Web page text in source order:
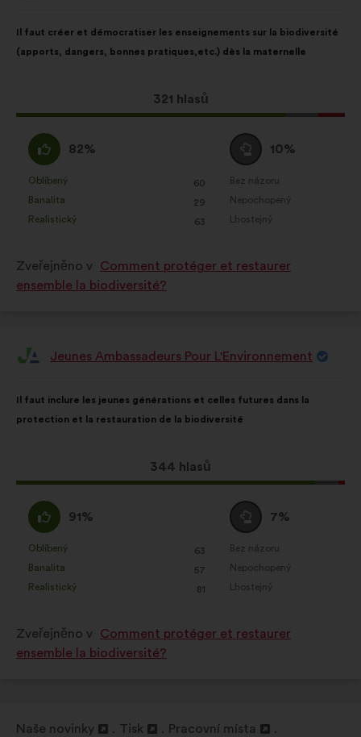
návrhu:
Il faut créer et démocratiser les enseignements sur la biodiversité
(apports, dangers, bonnes pratiques,etc.) dès la maternelle
Tento
návrh
321 hlasů
distribucí:
Souhlasím
:
82%
Oblíbený
: 60
krát
Banalita
: 29
krát
Realistický
: 63
krát
Neutrální
hlas
:
10%
Bez názoru
:krát
Nepochopený
:krát
Lhostejný
:krát
Zveřejněno v
Comment protéger et restaurer
ensemble la biodiversité?
Návrh: Jeunes Ambassadeurs Pour L'Environnement
návrhu:
Il faut inclure les jeunes générations et celles futures dans la
protection et la restauration de la biodiversité
Tento
návrh
344 hlasů
distribucí:
Souhlasím
:
91%
Oblíbený
: 63
krát
Banalita
: 57
krát
Realistický
: 81
krát
Neutrální
hlas
:
7%
Bez názoru
:krát
Nepochopený
:krát
Lhostejný
:krát
Zveřejněno v
Comment protéger et restaurer
ensemble la biodiversité?
Naše novinky Tisk Pracovní místa
občanských konzultací souhrnným
způsobem
nám pomáhají optimalizovat náš
dopad prostřednictvím sociálních